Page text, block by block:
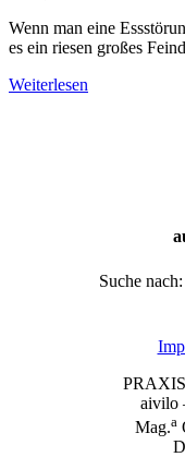
Wenn man eine
es ein riesen großes
Weiterlesen
Suche nach:
aivilo
Mag.a